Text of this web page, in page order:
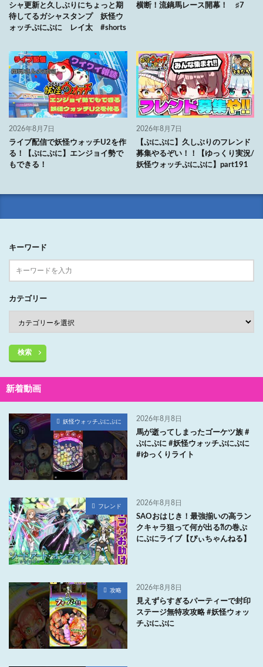
シャ更新と久しぶりにちょっと期
待してるガシャスタンプ 妖怪ウ
ォッチぷにぷに レイ太 #shorts
横断！流鏑馬レース開幕！ ♯7
2026年8月7日
ライブ配信で妖怪ウォッチU2を作
る！【ぷにぷに】エンジョイ勢で
もできる！
2026年8月7日
【ぷにぷに】久しぶりのフレンド
募集やるぞい！！【ゆっくり実況/
妖怪ウォッチぷにぷに】part191
キーワード
カテゴリー
検索
新着動画
妖怪ウォッチぷにぷに 2026年8月8日
馬が逝ってしまったゴーケツ族 #
ぷにぷに #妖怪ウォッチぷにぷに
#ゆっくりライト
フレンド 2026年8月8日
SAOおはじき！最強揃いの高ラン
クキャラ狙って何が出る⁈の巻ぷ
にぷにライブ【ぴぃちゃんねる】
攻略 2026年8月8日
見えずらすぎるパーティーで封印
ステージ無特攻攻略 #妖怪ウォッ
チぷにぷに